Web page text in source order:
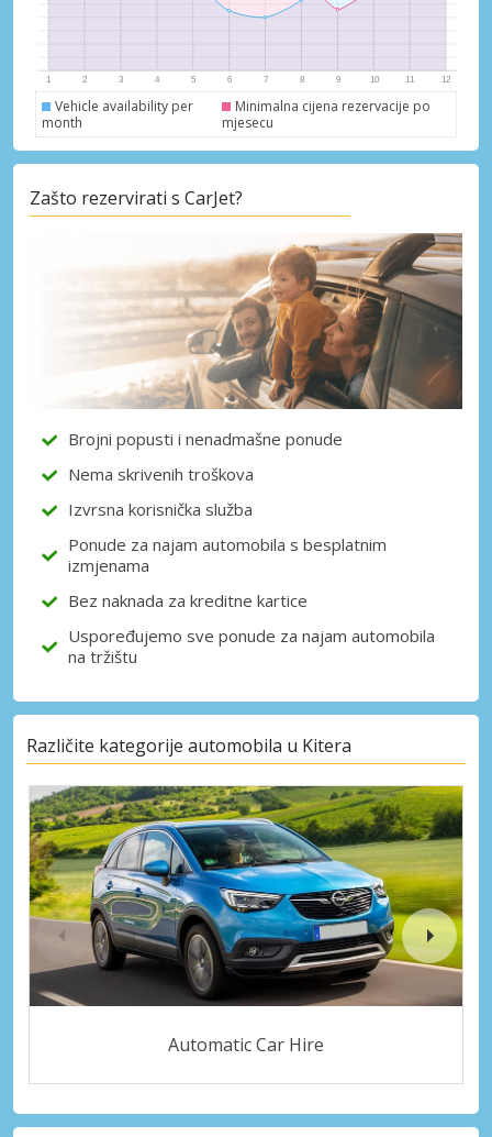
Posebni popusti
Pristupite ekskluzivnim ponudama naših
dobavljača
Prijava putem eLinka
Vehicle availability per
month
Minimalna cijena rezervacije po
mjesecu
Zašto rezervirati s CarJet?
Brojni popusti i nenadmašne ponude
Nema skrivenih troškova
Izvrsna korisnička služba
Ponude za najam automobila s besplatnim
izmjenama
Bez naknada za kreditne kartice
Uspoređujemo sve ponude za najam automobila
na tržištu
Različite kategorije automobila u Kitera
Automatic Car Hire